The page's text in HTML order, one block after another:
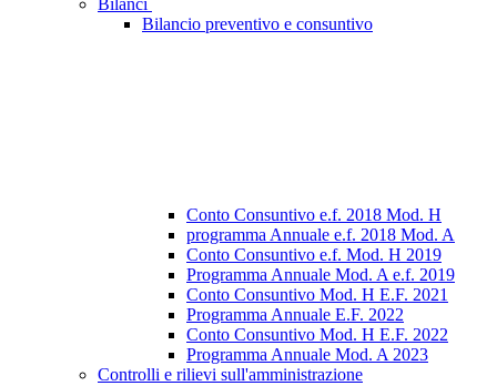
Bilanci
Bilancio preventivo e consuntivo
Conto Consuntivo e.f. 2018 Mod. H
programma Annuale e.f. 2018 Mod. A
Conto Consuntivo e.f. Mod. H 2019
Programma Annuale Mod. A e.f. 2019
Conto Consuntivo Mod. H E.F. 2021
Programma Annuale E.F. 2022
Conto Consuntivo Mod. H E.F. 2022
Programma Annuale Mod. A 2023
Controlli e rilievi sull'amministrazione